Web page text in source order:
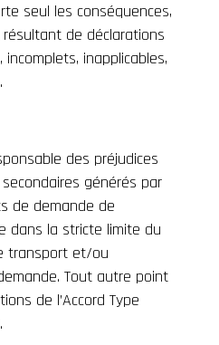
seul les conséquences,
résultant de déclarations
inapplicables,
des préjudices
générés par
de demande de
dans la stricte limite du
transport et/ou
Tout autre point
de l’Accord Type